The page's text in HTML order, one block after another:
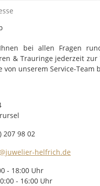
bei allen Fragen
& Trauringe jederzeit zur
von unserem Service-Team
207 98 02
helfrich.de
- 18:00 Uhr
- 16:00 Uhr